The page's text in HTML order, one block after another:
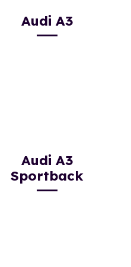
Audi A3
Audi A3
Sportback